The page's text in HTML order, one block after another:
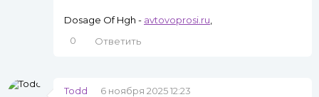
Dosage Of Hgh - avtovoprosi.ru
0
Ответить
Todd
6 ноября 2025 12:23